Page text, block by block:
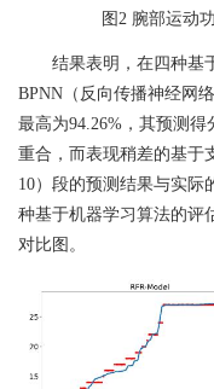
图 2 腕部运动
结果表明，在四种基
BPNN （反向传播神经网
最高为94.26% ，其预测
重合，而表现稍差的基于
10）段的预测结果与实际
种基于机器学习算法的评
对比图。